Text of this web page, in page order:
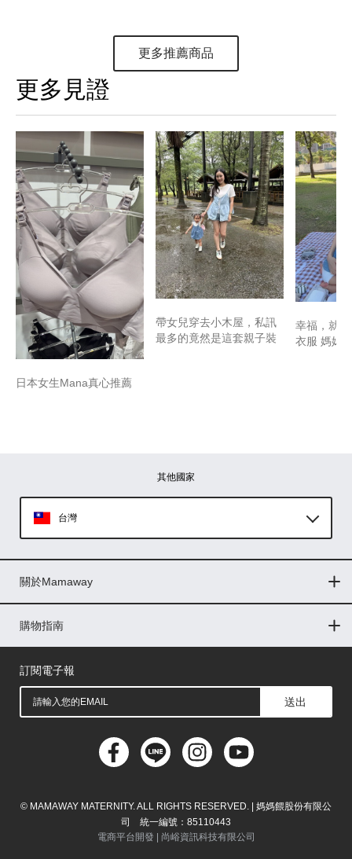
更多推薦商品
更多見證
日本女生Mana真心推薦
帶女兒穿去小木屋，私訊
最多的竟然是這套親子裝
幸福，就
衣服 媽媽
其他國家
台灣
印尼
菲律賓
馬來西亞
關於Mamaway
門市據點
最新消息
品牌故事
人力招募
媒體花絮
隱私權聲明
CSR企業社會責任
購物指南
購物常見問題
退換貨問題
儲值金使用條款
購買儲值金
發票問題
會員權益
線上留言
吸乳器-免費體驗
訂閱電子報
送出
© MAMAWAY MATERNITY. ALL RIGHTS RESERVED. | 媽媽餵股份有限公
司 統一編號：85110443
電商平台開發 |
尚峪資訊科技有限公司